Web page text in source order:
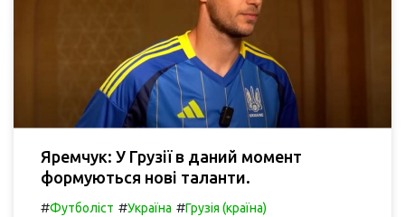
Яремчук: У Грузії в даний момент
формуються нові таланти.
#Футболіст #Україна #Грузія (країна)